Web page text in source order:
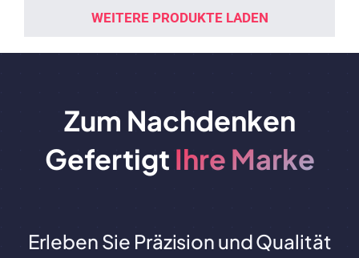
WEITERE PRODUKTE LADEN
Zum Nachdenken
Gefertigt Ihre Marke
Erleben Sie Präzision und Qualität